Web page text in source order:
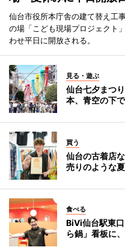
仙台市役所本庁舎の建て替え工
の場「こども現場プロジェクト
わせ平日に開放される。
見る・遊ぶ
仙台七夕まつ
本、青空の下
買う
仙台の古着店
売りのような
食べる
BiVi仙台駅東
ら鍋」看板に